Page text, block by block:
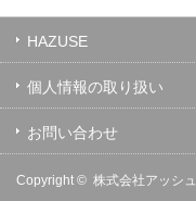
HAZUSE
個人情報の取り扱い
お問い合わせ
Copyright © 株式会社アッシュ